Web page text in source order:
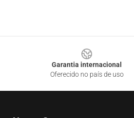
Garantia internacional
Oferecido no país de uso